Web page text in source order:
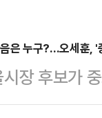
은 누구?…오세훈, '
장 후보가
리고 있다.